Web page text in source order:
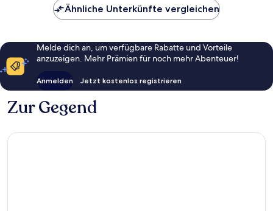
Ähnliche Unterkünfte vergleichen
Melde dich an, um verfügbare Rabatte und Vorteile
anzuzeigen. Mehr Prämien für noch mehr Abenteuer!
Anmelden Jetzt kostenlos registrieren
Zur Gegend